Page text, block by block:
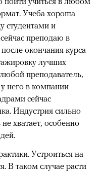
Учеба хороша
студентами и
преподаю в
окончания курса
лучших
преподаватель,
него в компании
сейчас
Индустрия сильно
хватает, особенно
Устроиться на
В таком случае расти